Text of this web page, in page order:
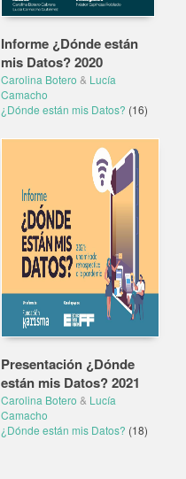
Informe ¿Dónde están
mis Datos? 2020
Carolina Botero & Lucía
Camacho
¿Dónde están mis Datos? (16)
Presentación ¿Dónde
están mis Datos? 2021
Carolina Botero & Lucía
Camacho
¿Dónde están mis Datos? (18)